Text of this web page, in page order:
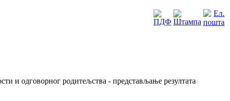
и одговорног родитељства - представљање резултата